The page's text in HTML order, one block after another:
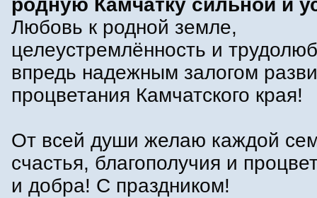
родную Камчатку сильной и
Любовь к родной земле,
целеустремлённость и
впредь надежным залогом
процветания Камчатского края!
От всей души желаю каждой
счастья, благополучия и
и добра! С праздником!